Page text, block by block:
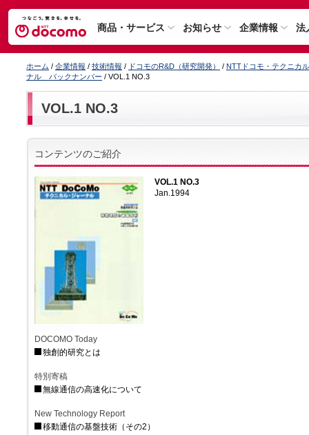
商品・サービス お知らせ 企業情報 法
ホーム / 企業情報 / 技術情報 / ドコモのR&D（研究開発） / NTTドコモ・テクニカ
ナル バックナンバー / VOL.1 NO.3
VOL.1 NO.3
コンテンツのご紹介
VOL.1 NO.3
Jan.1994
DOCOMO Today
独創的研究とは
特別寄稿
無線通信の高速化について
New Technology Report
移動通信の基盤技術（その2）